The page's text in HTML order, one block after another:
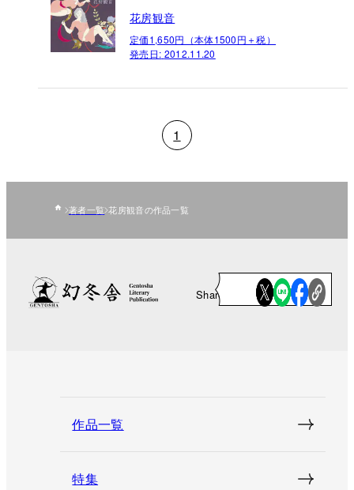
花房観音
定価1,650円（本体1500円＋税）
発売日: 2012.11.20
1
著者一覧 花房観音の作品一覧
Share
作品一覧
特集